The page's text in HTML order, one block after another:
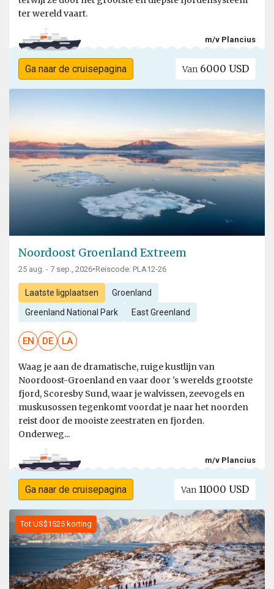
ter wereld vaart.
m/v Plancius
Ga naar de cruisepagina Van 6000 USD
Noordoost Groenland Extreem
25 aug. - 7 sep., 2026•Reiscode: PLA12-26
Laatste ligplaatsen Groenland
Greenland National Park East Greenland
EN DE LA
Waag je aan de dramatische, ruige kustlijn van
Noordoost-Groenland en vaar door 's werelds grootste
fjord, Scoresby Sund, waar je walvissen, zeevogels en
muskusossen tegenkomt voordat je naar het noorden
reist door de mooiste zeestraten en fjorden.
Onderweg...
m/v Plancius
Ga naar de cruisepagina Van 11000 USD
Tot US$1525 korting